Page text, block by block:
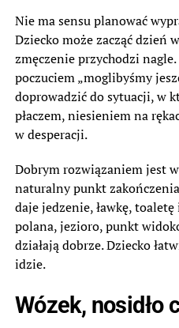
Nie ma sensu planować
Dziecko może zacząć dzień
zmęczenie przychodzi
poczuciem „moglibyśmy
doprowadzić do sytuacji, w
płaczem, niesieniem na
w desperacji.
Dobrym rozwiązaniem jest
naturalny punkt
daje jedzenie, ławkę,
polana, jezioro, punkt
działają dobrze. Dziecko
idzie.
Wózek, nosidło